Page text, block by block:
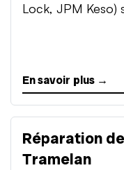
Lock, JPM Keso)
En savoir plus →
Réparation
Tramelan